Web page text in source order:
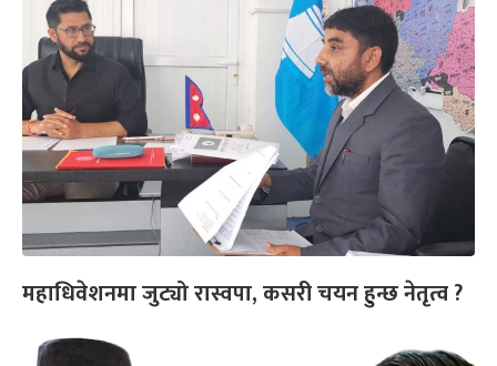
महाधिवेशनमा जुट्यो रास्वपा, कसरी चयन हुन्छ नेतृत्व ?